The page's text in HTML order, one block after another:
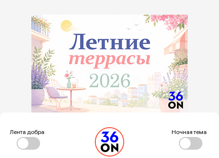
Лента добра Ночная тема